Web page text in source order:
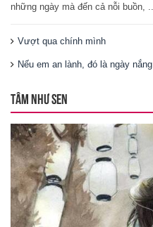
những ngày mà đến cả nỗi buồn, ...
Vượt qua chính mình
Nếu em an lành, đó là ngày nắng
TÂM NHƯ SEN